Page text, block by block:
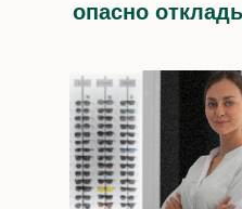
опасно